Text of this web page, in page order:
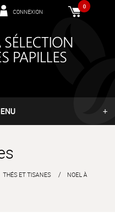
0
CONNEXION
THÉS ET TISANES
NOEL À